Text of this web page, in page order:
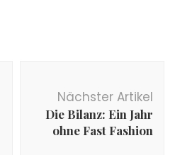
Nächster Artikel
Die Bilanz: Ein Jahr
ohne Fast Fashion